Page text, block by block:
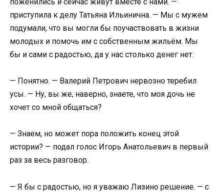
приступила к делу Татьяна Ильинична. — Мы с мужем
подумали, что вы могли бы поучаствовать в жизни
молодых и помочь им с собственным жильём. Мы
бы и сами с радостью, да у нас столько денег нет.
— Понятно. — Валерий Петрович нервозно теребил
усы. — Ну, вы же, наверно, знаете, что моя дочь не
хочет со мной общаться?
— Знаем, но может пора положить конец этой
истории? — подал голос Игорь Анатольевич в первый
раз за весь разговор.
— Я бы с радостью, но я уважаю Лизино решение. — с